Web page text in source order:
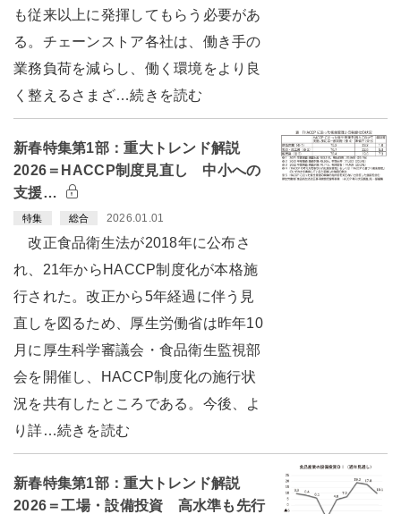
も従来以上に発揮してもらう必要があ
る。チェーンストア各社は、働き手の
業務負荷を減らし、働く環境をより良
く整えるさまざ…続きを読む
新春特集第1部：重大トレンド解説
2026＝HACCP制度見直し 中小への
支援…
特集 総合 2026.01.01
改正食品衛生法が2018年に公布さ
れ、21年からHACCP制度化が本格施
行された。改正から5年経過に伴う見
直しを図るため、厚生労働省は昨年10
月に厚生科学審議会・食品衛生監視部
会を開催し、HACCP制度化の施行状
況を共有したところである。今後、よ
り詳…続きを読む
新春特集第1部：重大トレンド解説
2026＝工場・設備投資 高水準も先行